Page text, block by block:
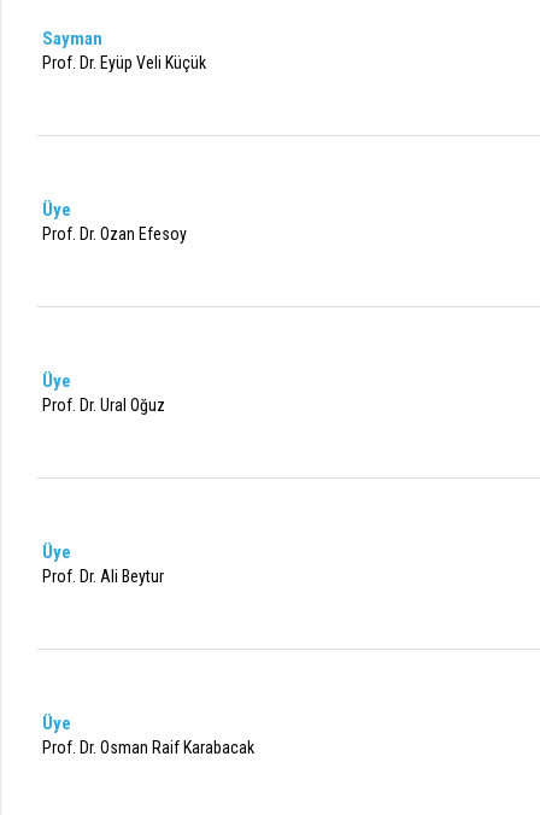
Sayman
Prof. Dr. Eyüp Veli Küçük
Üye
Prof. Dr. Ozan Efesoy
Üye
Prof. Dr. Ural Oğuz
Üye
Prof. Dr. Ali Beytur
Üye
Prof. Dr. Osman Raif Karabacak